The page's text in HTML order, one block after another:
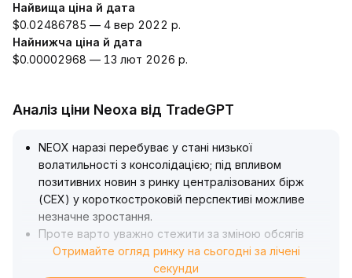
Найвища ціна й дата
$0.02486785 — 4 вер 2022 р.
Найнижча ціна й дата
$0.00002968 — 13 лют 2026 р.
Аналіз ціни Neoxa від TradeGPT
NEOX наразі перебуває у стані низької
волатильності з консолідацією; під впливом
позитивних новин з ринку централізованих бірж
(CEX) у короткостроковій перспективі можливе
незначне зростання.
Проте варто уважно стежити за зміною обсягів
торгів — якщо вони зростуть та відбудеться
прорив нещодавніх локальних максимумів, це може
Отримайте огляд ринку на сьогодні за лічені
секунди